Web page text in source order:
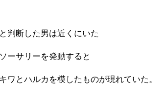
判断した男は近くにいた
ーサリーを発動すると
ワとハルカを模したものが現れていた。